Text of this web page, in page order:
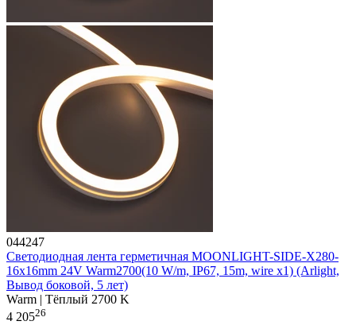
044247
Светодиодная лента герметичная MOONLIGHT-SIDE-X280-
16x16mm 24V Warm2700(10 W/m, IP67, 15m, wire x1) (Arlight,
Вывод боковой, 5 лет)
Warm | Тёплый 2700 K
4 20526